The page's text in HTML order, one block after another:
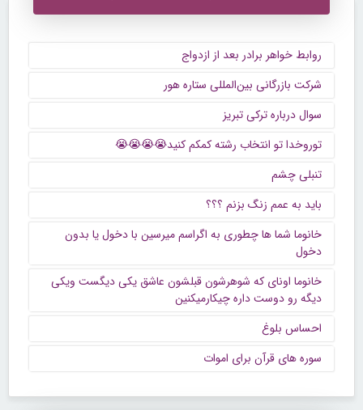
روابط خواهر برادر بعد از ازدواج
شرکت بازرگانی بین‌المللی ستاره هور
سوال درباره ترکی تبریز
توروخدا تو انتخاب رشته کمکم کنید😭😭😭😭
تنبلی چشم
باید به عمم زنگ بزنم ؟؟؟
خانوما شما ها چطوری به اگراسم میرسین با دخول یا بدون
دخول
خانوما اونای که شوهرشون قبلشون عاشق یکی دیگست ویکی
دیگه رو دوست داره چیکارمیکنین
احساس بلوغ
سوره های قرآن برای اموات